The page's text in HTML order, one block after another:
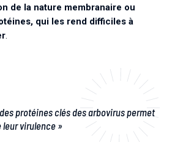
de la nature membranaire ou
qui les rend difficiles à
.
protéines clés des arbovirus permet
virulence »